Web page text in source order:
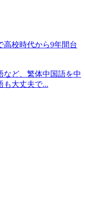
高校時代から9年間台
など、繁体中国語を中
大丈夫で...